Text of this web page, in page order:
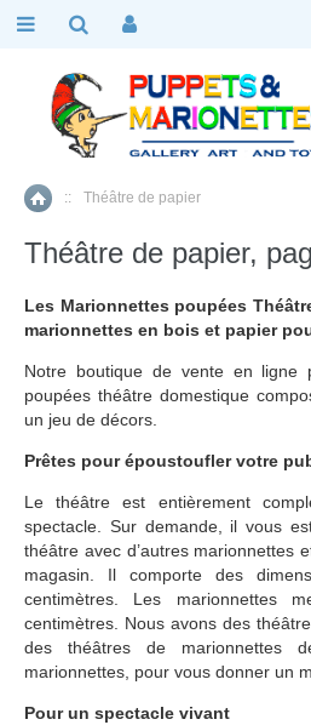
Accueil
:: Théâtre de papier
Théâtre de papier,
Les Marionnettes poupées
marionnettes en bois et papier
Notre boutique de vente en ligne
poupées théâtre domestique
un jeu de décors.
Prêtes pour époustoufler votre
Le théâtre est entièrement
spectacle. Sur demande, il vous
théâtre avec d’autres marionnettes
magasin. Il comporte des
centimètres. Les marionnettes
centimètres. Nous avons des
des théâtres de
marionnettes, pour vous donner un
Pour un spectacle vivant